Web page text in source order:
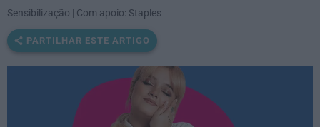
Sensibilização | Com apoio: Staples
PARTILHAR ESTE ARTIGO